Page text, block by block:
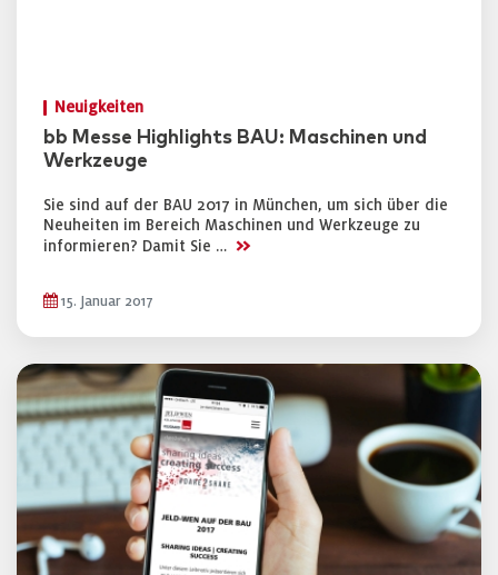
Neuigkeiten
bb Messe Highlights BAU: Maschinen und
Werkzeuge
Sie sind auf der BAU 2017 in München, um sich über die
Neuheiten im Bereich Maschinen und Werkzeuge zu
informieren? Damit Sie … >>
15. Januar 2017